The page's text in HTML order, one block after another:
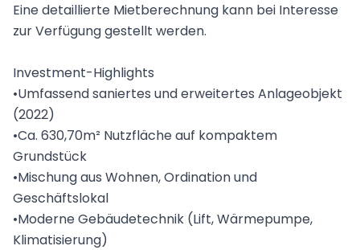
Eine detaillierte Mietberechnung kann bei Interesse
zur Verfügung gestellt werden.
Investment-Highlights
•Umfassend saniertes und erweitertes Anlageobjekt
(2022)
•Ca. 630,70m² Nutzfläche auf kompaktem
Grundstück
•Mischung aus Wohnen, Ordination und
Geschäftslokal
•Moderne Gebäudetechnik (Lift, Wärmepumpe,
Klimatisierung)